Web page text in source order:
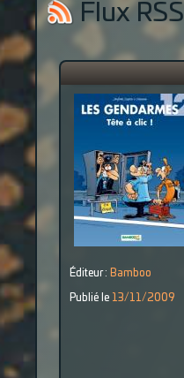
Flux RSS
Éditeur : Bamboo
Publié le 13/11/2009